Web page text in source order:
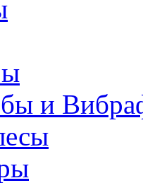
и